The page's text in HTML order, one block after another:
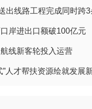
出线路工程完成同时跨
岸进出口额破100亿元
线新客轮投入运营
”人才帮扶资源绘就发展